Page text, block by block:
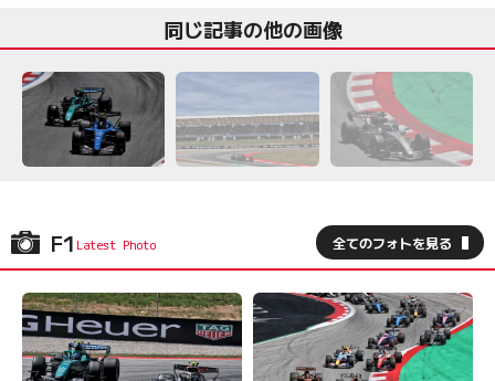
同じ記事の他の画像
F1 全てのフォトを見る